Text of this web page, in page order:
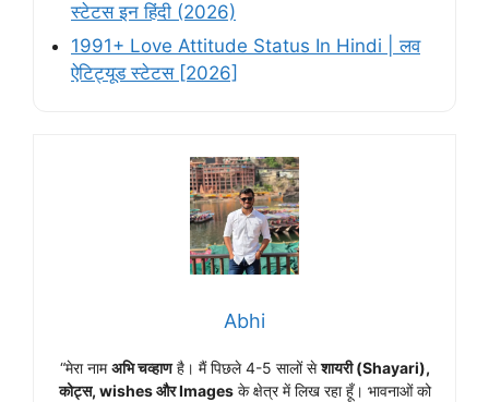
स्टेटस इन हिंदी (2026)
1991+ Love Attitude Status In Hindi | लव
ऐटिट्यूड स्टेटस [2026]
Abhi
“मेरा नामअभि चव्हाणहै। मैं पिछले 4-5 सालों सेशायरी (Shayari),
कोट्स, wishes और Imagesके क्षेत्र में लिख रहा हूँ। भावनाओं को